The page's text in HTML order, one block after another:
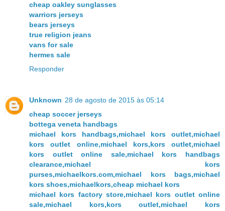
cheap oakley sunglasses
warriors jerseys
bears jerseys
true religion jeans
vans for sale
hermes sale
Responder
Unknown 28 de agosto de 2015 às 05:14
cheap soccer jerseys
bottega veneta handbags
michael kors handbags,michael kors outlet,michael
kors outlet online,michael kors,kors outlet,michael
kors outlet online sale,michael kors handbags
clearance,michael kors
purses,michaelkors.com,michael kors bags,michael
kors shoes,michaelkors,cheap michael kors
michael kors factory store,michael kors outlet online
sale,michael kors,kors outlet,michael kors